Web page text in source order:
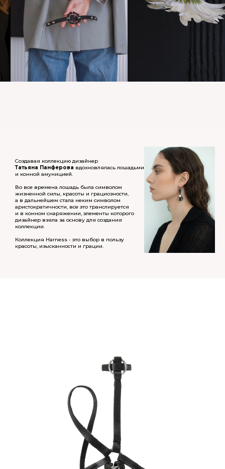
Создавая коллекцию дизайнер
Татьяна Панферова вдохновлялась лошадьми
и конной амуницией.
Во все времена лошадь была символом
жизненной силы, красоты и грациозности,
а в дальнейшем стала неким символом
аристократичности, все это транслируется
и в конном снаряжении, элементы которого
дизайнер взяла за основу для создания
коллекции.
Коллекция Harness - это выбор в пользу
красоты, изысканности и грации.